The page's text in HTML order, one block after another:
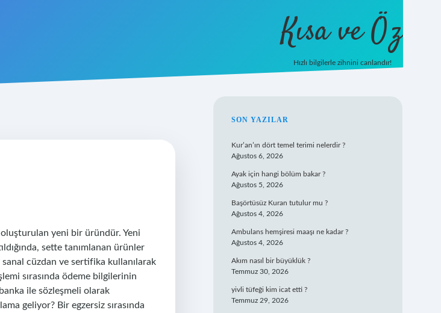
Kısa ve Öz
Hızlı bilgilerle zihnini canlandır!
yeni bir üründür. Yeni
sette tanımlanan ürünler
cüzdan ve sertifika kullanılarak
sırasında ödeme bilgilerinin
ile sözleşmeli olarak
geliyor? Bir egzersiz sırasında
SIDEBAR
SON YAZILAR
Kur’an’ın dört temel terimi nelerdir ?
Ağustos 6, 2026
Ayak için hangi bölüm bakar ?
Ağustos 5, 2026
Başörtüsüz Kuran tutulur mu ?
Ağustos 4, 2026
Ambulans hemşiresi maaşı ne kadar ?
Ağustos 4, 2026
Akım nasıl bir büyüklük ?
Temmuz 30, 2026
yivli tüfeği kim icat etti ?
Temmuz 29, 2026